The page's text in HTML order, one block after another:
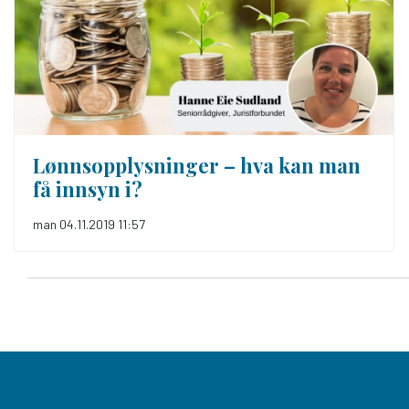
Lønns­opplysninger – hva kan man
få innsyn i?
man 04.11.2019 11:57